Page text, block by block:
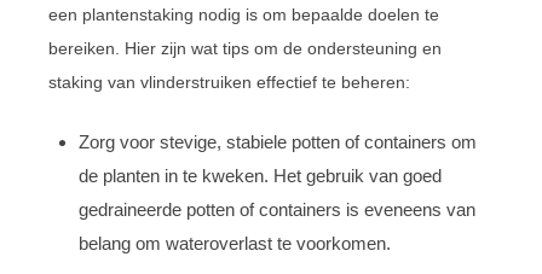
een plantenstaking nodig is om bepaalde doelen te
bereiken. Hier zijn wat tips om de ondersteuning en
staking van vlinderstruiken effectief te beheren:
Zorg voor stevige, stabiele potten of containers om
de planten in te kweken. Het gebruik van goed
gedraineerde potten of containers is eveneens van
belang om wateroverlast te voorkomen.